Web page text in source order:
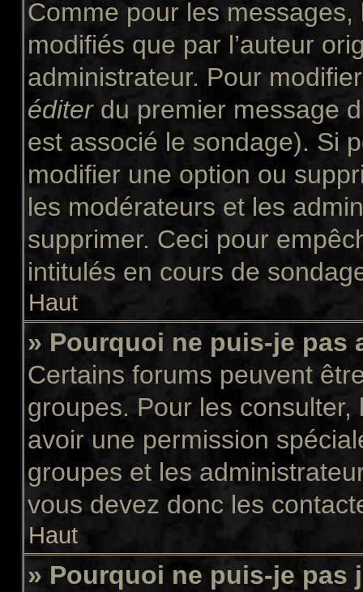
Comme pour les
modifiés que par l’auteur
administrateur. Pour
éditerdu premier message
est associé le sondage). Si
modifier une option ou
les modérateurs et les
supprimer. Ceci pour
intitulés en cours de
Haut
» Pourquoi ne puis-je pas
Certains forums peuvent
groupes. Pour les
avoir une permission
groupes et les
vous devez donc les
Haut
» Pourquoi ne puis-je pas